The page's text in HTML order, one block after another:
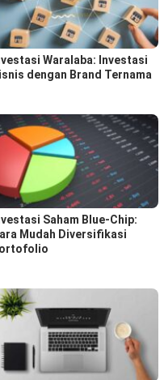
Waralaba: Investasi
dengan Brand Ternama
Saham Blue-Chip:
Mudah Diversifikasi